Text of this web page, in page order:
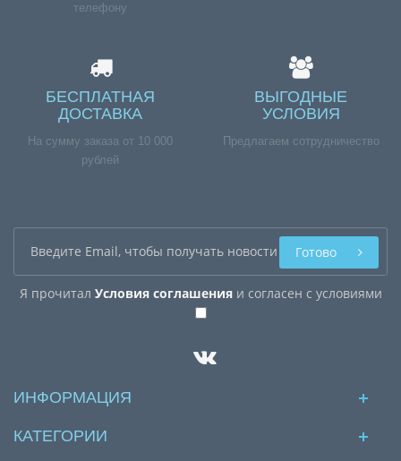
телефону
БЕСПЛАТНАЯ
ДОСТАВКА
На сумму заказа от 10 000
рублей
ВЫГОДНЫЕ
УСЛОВИЯ
Предлагаем сотрудничество
Я прочитал Условия соглашенияи согласен с условиями
Готово
ИНФОРМАЦИЯ
КАТЕГОРИИ